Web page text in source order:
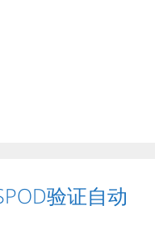
验证自动